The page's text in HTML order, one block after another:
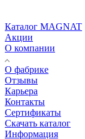
Каталог MAGNAT
Акции
О компании
О фабрике
Отзывы
Карьера
Контакты
Сертификаты
Скачать каталог
Информация